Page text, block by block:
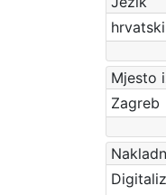
hrvatski
Mjesto
Zagreb